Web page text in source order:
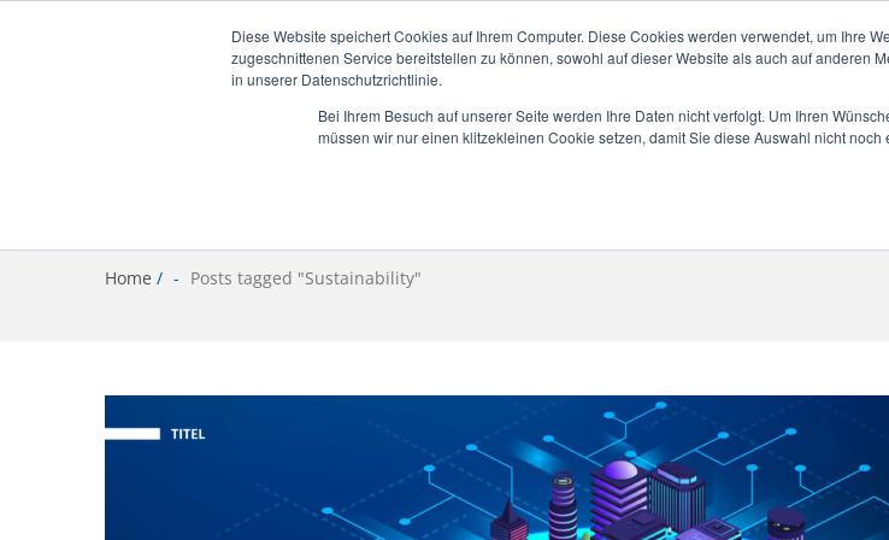
Diese Website speichert Cookies auf Ihrem Computer. Diese Cookies werden verwendet, um Ihre
zugeschnittenen Service bereitstellen zu können, sowohl auf dieser Website als auch auf anderen
in unserer Datenschutzrichtlinie.
Bei Ihrem Besuch auf unserer Seite werden Ihre Daten nicht verfolgt. Um Ihren
müssen wir nur einen klitzekleinen Cookie setzen, damit Sie diese Auswahl nicht noch
SOLUTION
Home / Posts tagged "Sustainability"